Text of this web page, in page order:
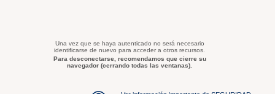
Una vez que se haya autenticado no será necesario
identificarse de nuevo para acceder a otros recursos.
Para desconectarse, recomendamos que cierre su
navegador (cerrando todas las ventanas).